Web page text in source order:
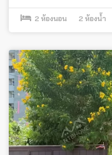
2 ห้องนอน 2 ห้องน้ำ